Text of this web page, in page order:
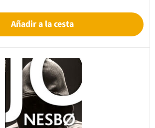
Añadir a la cesta